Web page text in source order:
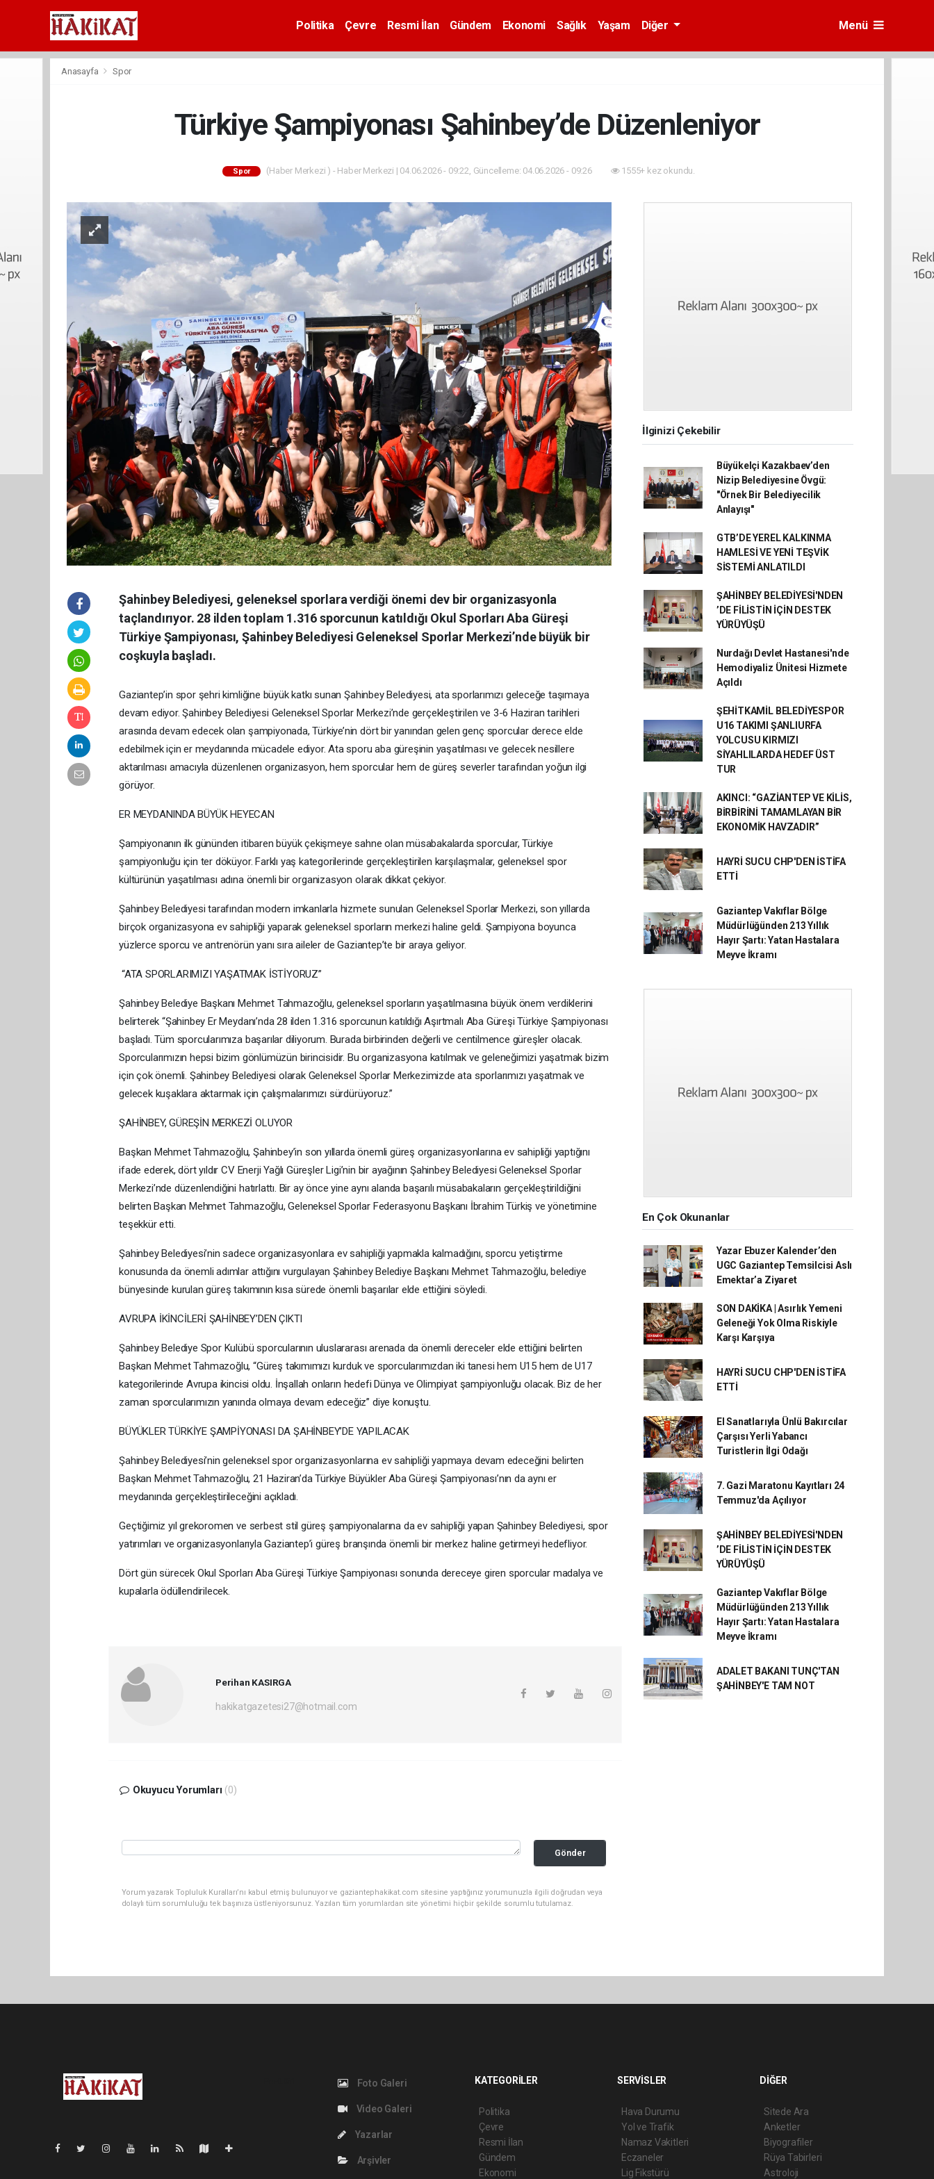
Politika Çevre Resmi İlan Gündem Ekonomi Sağlık Yaşam Diğer Menü
Anasayfa Spor
Türkiye Şampiyonası Şahinbey’de Düzenleniyor
Spor (Haber Merkezi ) - Haber Merkezi | 04.06.2026 - 09:22, Güncelleme: 04.06.2026 - 09:26 1555+ kez okundu.
Şahinbey Belediyesi, geleneksel sporlara verdiği önemi dev bir organizasyonla
taçlandırıyor. 28 ilden toplam 1.316 sporcunun katıldığı Okul Sporları Aba Güreşi
Türkiye Şampiyonası, Şahinbey Belediyesi Geleneksel Sporlar Merkezi’nde büyük bir
coşkuyla başladı.
Gaziantep’in spor şehri kimliğine büyük katkı sunan Şahinbey Belediyesi, ata sporlarımızı geleceğe taşımaya
devam ediyor. Şahinbey Belediyesi Geleneksel Sporlar Merkezi’nde gerçekleştirilen ve 3-6 Haziran tarihleri
arasında devam edecek olan şampiyonada, Türkiye’nin dört bir yanından gelen genç sporcular derece elde
edebilmek için er meydanında mücadele ediyor. Ata sporu aba güreşinin yaşatılması ve gelecek nesillere
aktarılması amacıyla düzenlenen organizasyon, hem sporcular hem de güreş severler tarafından yoğun ilgi
görüyor.
ER MEYDANINDA BÜYÜK HEYECAN
Şampiyonanın ilk gününden itibaren büyük çekişmeye sahne olan müsabakalarda sporcular, Türkiye
şampiyonluğu için ter döküyor. Farklı yaş kategorilerinde gerçekleştirilen karşılaşmalar, geleneksel spor
kültürünün yaşatılması adına önemli bir organizasyon olarak dikkat çekiyor.
Şahinbey Belediyesi tarafından modern imkanlarla hizmete sunulan Geleneksel Sporlar Merkezi, son yıllarda
birçok organizasyona ev sahipliği yaparak geleneksel sporların merkezi haline geldi. Şampiyona boyunca
yüzlerce sporcu ve antrenörün yanı sıra aileler de Gaziantep’te bir araya geliyor.
“ATA SPORLARIMIZI YAŞATMAK İSTİYORUZ”
Şahinbey Belediye Başkanı Mehmet Tahmazoğlu, geleneksel sporların yaşatılmasına büyük önem verdiklerini
belirterek “Şahinbey Er Meydanı’nda 28 ilden 1.316 sporcunun katıldığı Aşırtmalı Aba Güreşi Türkiye Şampiyonası
başladı. Tüm sporcularımıza başarılar diliyorum. Burada birbirinden değerli ve centilmence güreşler olacak.
Sporcularımızın hepsi bizim gönlümüzün birincisidir. Bu organizasyona katılmak ve geleneğimizi yaşatmak bizim
için çok önemli. Şahinbey Belediyesi olarak Geleneksel Sporlar Merkezimizde ata sporlarımızı yaşatmak ve
gelecek kuşaklara aktarmak için çalışmalarımızı sürdürüyoruz.”
ŞAHİNBEY, GÜREŞİN MERKEZİ OLUYOR
Başkan Mehmet Tahmazoğlu, Şahinbey’in son yıllarda önemli güreş organizasyonlarına ev sahipliği yaptığını
ifade ederek, dört yıldır CV Enerji Yağlı Güreşler Ligi’nin bir ayağının Şahinbey Belediyesi Geleneksel Sporlar
Merkezi’nde düzenlendiğini hatırlattı. Bir ay önce yine aynı alanda başarılı müsabakaların gerçekleştirildiğini
belirten Başkan Mehmet Tahmazoğlu, Geleneksel Sporlar Federasyonu Başkanı İbrahim Türkiş ve yönetimine
teşekkür etti.
Şahinbey Belediyesi’nin sadece organizasyonlara ev sahipliği yapmakla kalmadığını, sporcu yetiştirme
konusunda da önemli adımlar attığını vurgulayan Şahinbey Belediye Başkanı Mehmet Tahmazoğlu, belediye
bünyesinde kurulan güreş takımının kısa sürede önemli başarılar elde ettiğini söyledi.
AVRUPA İKİNCİLERİ ŞAHİNBEY’DEN ÇIKTI
Şahinbey Belediye Spor Kulübü sporcularının uluslararası arenada da önemli dereceler elde ettiğini belirten
Başkan Mehmet Tahmazoğlu, “Güreş takımımızı kurduk ve sporcularımızdan iki tanesi hem U15 hem de U17
kategorilerinde Avrupa ikincisi oldu. İnşallah onların hedefi Dünya ve Olimpiyat şampiyonluğu olacak. Biz de her
zaman sporcularımızın yanında olmaya devam edeceğiz” diye konuştu.
BÜYÜKLER TÜRKİYE ŞAMPİYONASI DA ŞAHİNBEY’DE YAPILACAK
Şahinbey Belediyesi’nin geleneksel spor organizasyonlarına ev sahipliği yapmaya devam edeceğini belirten
Başkan Mehmet Tahmazoğlu, 21 Haziran’da Türkiye Büyükler Aba Güreşi Şampiyonası’nın da aynı er
meydanında gerçekleştirileceğini açıkladı.
Geçtiğimiz yıl grekoromen ve serbest stil güreş şampiyonalarına da ev sahipliği yapan Şahinbey Belediyesi, spor
yatırımları ve organizasyonlarıyla Gaziantep’i güreş branşında önemli bir merkez haline getirmeyi hedefliyor.
Dört gün sürecek Okul Sporları Aba Güreşi Türkiye Şampiyonası sonunda dereceye giren sporcular madalya ve
kupalarla ödüllendirilecek.
Perihan KASIRGA
hakikatgazetesi27@hotmail.com
Okuyucu Yorumları (0)
Gönder
Yorum yazarak Topluluk Kuralları’nı kabul etmiş bulunuyor ve gaziantephakikat.com sitesine yaptığınız yorumunuzla ilgili doğrudan veya
dolaylı tüm sorumluluğu tek başınıza üstleniyorsunuz. Yazılan tüm yorumlardan site yönetimi hiçbir şekilde sorumlu tutulamaz.
İlginizi Çekebilir
Büyükelçi Kazakbaev’den
Nizip Belediyesine Övgü:
"Örnek Bir Belediyecilik
Anlayışı"
GTB’DE YEREL KALKINMA
HAMLESİ VE YENİ TEŞVİK
SİSTEMİ ANLATILDI
ŞAHİNBEY BELEDİYESİ'NDEN
’DE FİLİSTİN İÇİN DESTEK
YÜRÜYÜŞÜ
Nurdağı Devlet Hastanesi'nde
Hemodiyaliz Ünitesi Hizmete
Açıldı
ŞEHİTKAMİL BELEDİYESPOR
U16 TAKIMI ŞANLIURFA
YOLCUSU KIRMIZI
SİYAHLILARDA HEDEF ÜST
TUR
AKINCI: “GAZİANTEP VE KİLİS,
BİRBİRİNİ TAMAMLAYAN BİR
EKONOMİK HAVZADIR”
HAYRİ SUCU CHP'DEN İSTİFA
ETTİ
Gaziantep Vakıflar Bölge
Müdürlüğünden 213 Yıllık
Hayır Şartı: Yatan Hastalara
Meyve İkramı
En Çok Okunanlar
Yazar Ebuzer Kalender’den
UGC Gaziantep Temsilcisi Aslı
Emektar’a Ziyaret
SON DAKİKA | Asırlık Yemeni
Geleneği Yok Olma Riskiyle
Karşı Karşıya
HAYRİ SUCU CHP'DEN İSTİFA
ETTİ
El Sanatlarıyla Ünlü Bakırcılar
Çarşısı Yerli Yabancı
Turistlerin İlgi Odağı
7. Gazi Maratonu Kayıtları 24
Temmuz'da Açılıyor
ŞAHİNBEY BELEDİYESİ'NDEN
’DE FİLİSTİN İÇİN DESTEK
YÜRÜYÜŞÜ
Gaziantep Vakıflar Bölge
Müdürlüğünden 213 Yıllık
Hayır Şartı: Yatan Hastalara
Meyve İkramı
ADALET BAKANI TUNÇ'TAN
ŞAHİNBEY'E TAM NOT
Foto Galeri
Video Galeri
Yazarlar
Arşivler
KATEGORİLER
Politika
Çevre
Resmi İlan
Gündem
Ekonomi
SERVİSLER
Hava Durumu
Yol ve Trafik
Namaz Vakitleri
Eczaneler
Lig Fikstürü
DİĞER
Sitede Ara
Anketler
Biyografiler
Rüya Tabirleri
Astroloji